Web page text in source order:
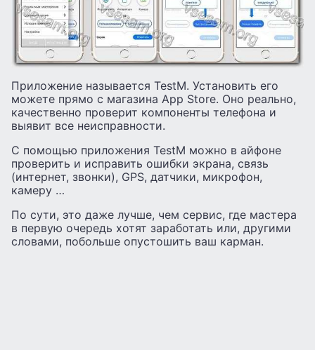
Приложение называется TestM. Установить его
можете прямо с магазина App Store. Оно реально,
качественно проверит компоненты телефона и
выявит все неисправности.
С помощью приложения TestM можно в айфоне
проверить и исправить ошибки экрана, связь
(интернет, звонки), GPS, датчики, микрофон,
камеру …
По сути, это даже лучше, чем сервис, где мастера
в первую очередь хотят заработать или, другими
словами, побольше опустошить ваш карман.